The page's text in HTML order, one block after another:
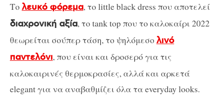
Τολευκό φόρεμα, το little black dress που αποτελεί
διαχρονική αξία, το tank top που το καλοκαίρι 2022
θεωρείται σούπερ τάση, το ψηλόμεσολινό
παντελόνι, που είναι και δροσερό για τις
καλοκαιρινές θερμοκρασίες, αλλά και αρκετά
elegant για να αναβαθμίζει όλα τα everyday looks.